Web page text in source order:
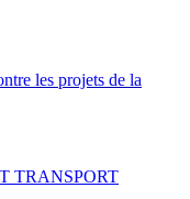
les projets de la
TRANSPORT